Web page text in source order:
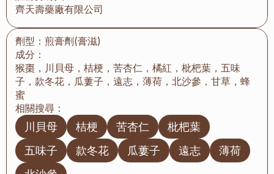
齊天壽藥廠有限公司
劑型： 煎膏劑(膏滋)
成分：
猴棗，川貝母，桔梗，苦杏仁，橘紅，枇杷葉，五味
子，款冬花，瓜蔞子，遠志，薄荷，北沙參，甘草，蜂
蜜
相關搜尋：
川貝母 桔梗 苦杏仁
枇杷葉
五味子
款冬花 瓜蔞子 遠志
薄荷